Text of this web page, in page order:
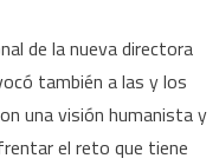
de la nueva directora
también a las y los
una visión humanista y
el reto que tiene